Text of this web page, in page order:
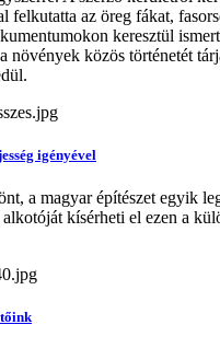
felkutatta az öreg fákat,
keresztül
növények közös történetét
igényével
a magyar építészet egyik
kísérheti el ezen a